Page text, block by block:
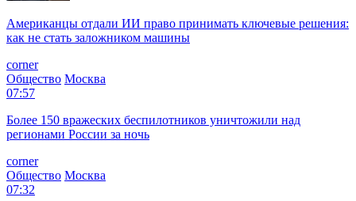
Американцы отдали ИИ право принимать ключевые решения:
как не стать заложником машины
corner
Общество Москва
07:57
Более 150 вражеских беспилотников уничтожили над
регионами России за ночь
corner
Общество Москва
07:32